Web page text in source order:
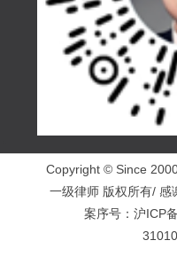
Copyright © Since
一级律师 版权所有/ 感
案序号： 沪ICP